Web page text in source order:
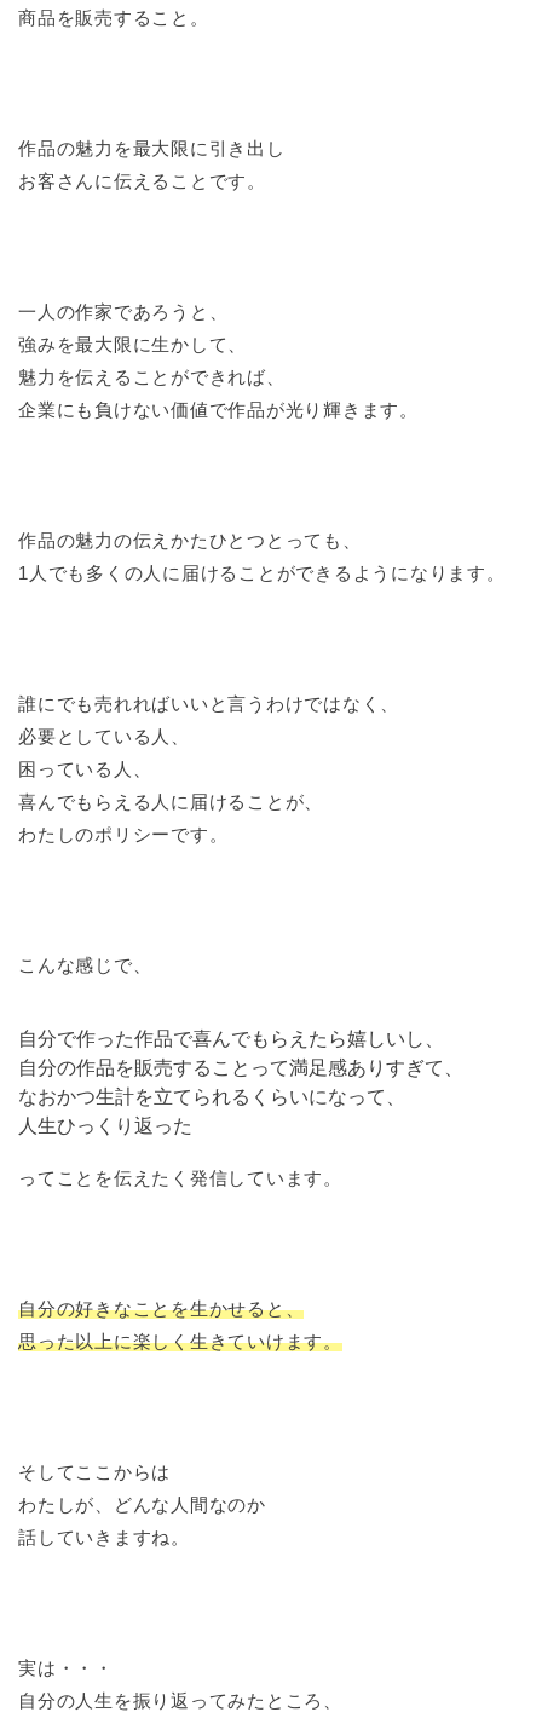
商品を販売すること。
作品の魅力を最大限に引き出し
お客さんに伝えることです。
一人の作家であろうと、
強みを最大限に生かして、
魅力を伝えることができれば、
企業にも負けない価値で作品が光り輝きます。
作品の魅力の伝えかたひとつとっても、
1人でも多くの人に届けることができるようになります。
誰にでも売れればいいと言うわけではなく、
必要としている人、
困っている人、
喜んでもらえる人に届けることが、
わたしのポリシーです。
こんな感じで、
自分で作った作品で喜んでもらえたら嬉しいし、
自分の作品を販売することって満足感ありすぎて、
なおかつ生計を立てられるくらいになって、
人生ひっくり返った
ってことを伝えたく発信しています。
自分の好きなことを生かせると、
思った以上に楽しく生きていけます。
そしてここからは
わたしが、どんな人間なのか
話していきますね。
実は・・・
自分の人生を振り返ってみたところ、